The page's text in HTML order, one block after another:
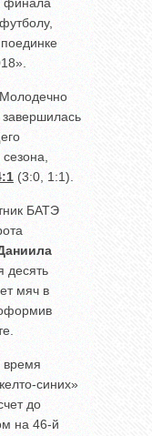
Молодечно
завершилась
(3:0, 1:1).
БАТЭ
десять
мяч в
время
синих»
до
на 46-й